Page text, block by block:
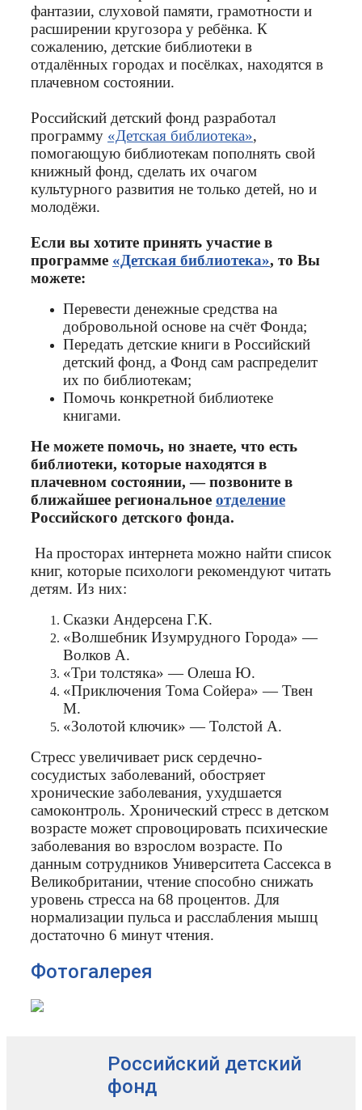
фантазии, слуховой памяти, грамотности и
расширении кругозора у ребёнка. К
сожалению, детские библиотеки в
отдалённых городах и посёлках, находятся в
плачевном состоянии.
Российский детский фонд разработал
программу «Детская библиотека»,
помогающую библиотекам пополнять свой
книжный фонд, сделать их очагом
культурного развития не только детей, но и
молодёжи.
Если вы хотите принять участие в
программе «Детская библиотека», то Вы
можете:
Перевести денежные средства на
добровольной основе на счёт Фонда;
Передать детские книги в Российский
детский фонд, а Фонд сам распределит
их по библиотекам;
Помочь конкретной библиотеке
книгами.
Не можете помочь, но знаете, что есть
библиотеки, которые находятся в
плачевном состоянии, — позвоните в
ближайшее региональное отделение
Российского детского фонда.
На просторах интернета можно найти список
книг, которые психологи рекомендуют читать
детям. Из них:
Сказки Андерсена Г.К.
«Волшебник Изумрудного Города» —
Волков А.
«Три толстяка» — Олеша Ю.
«Приключения Тома Сойера» — Твен
М.
«Золотой ключик» — Толстой А.
Стресс увеличивает риск сердечно-
сосудистых заболеваний, обостряет
хронические заболевания, ухудшается
самоконтроль. Хронический стресс в детском
возрасте может спровоцировать психические
заболевания во взрослом возрасте. По
данным сотрудников Университета Сассекса в
Великобритании, чтение способно снижать
уровень стресса на 68 процентов. Для
нормализации пульса и расслабления мышц
достаточно 6 минут чтения.
Фотогалерея
Российский детский
фонд